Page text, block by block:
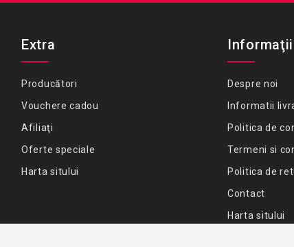
Extra
Producători
Vouchere cadou
Afiliaţi
Oferte speciale
Harta sitului
Informaţii
Despre noi
Informatii
Politica de
Termeni si
Politica de
Contact
Harta sitului